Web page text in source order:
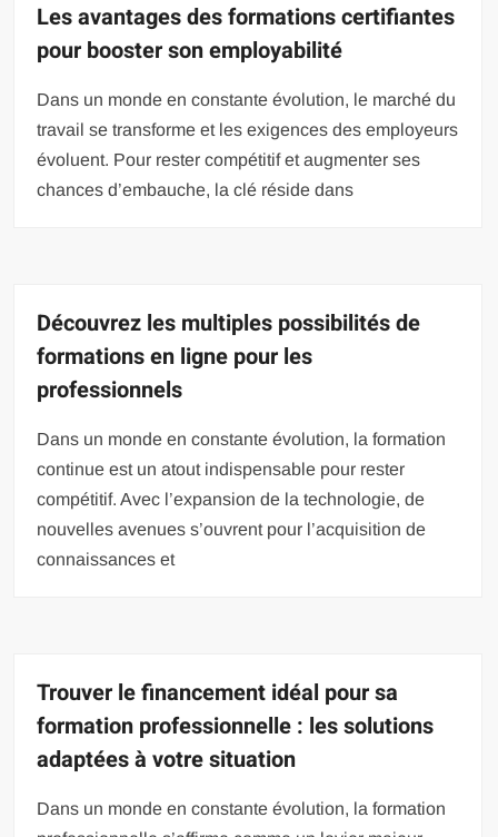
Les avantages des formations certifiantes
pour booster son employabilité
Dans un monde en constante évolution, le marché du
travail se transforme et les exigences des employeurs
évoluent. Pour rester compétitif et augmenter ses
chances d’embauche, la clé réside dans
Découvrez les multiples possibilités de
formations en ligne pour les
professionnels
Dans un monde en constante évolution, la formation
continue est un atout indispensable pour rester
compétitif. Avec l’expansion de la technologie, de
nouvelles avenues s’ouvrent pour l’acquisition de
connaissances et
Trouver le financement idéal pour sa
formation professionnelle : les solutions
adaptées à votre situation
Dans un monde en constante évolution, la formation